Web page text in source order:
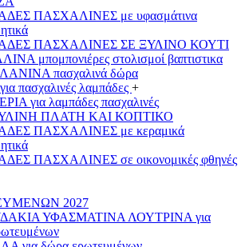
ΠΑΣΧΑΛΙΝΕΣ με υφασμάτινα
ΠΑΣΧΑΛΙΝΕΣ ΣΕ ΞΥΛΙΝΟ ΚΟΥΤΙ
μπομπονιέρες στολισμοί βαπτιστικα
πασχαλινά δώρα
πασχαλινές λαμπάδες +
για λαμπάδες πασχαλινές
ΠΛΑΤΗ ΚΑΙ ΚΟΠΤΙΚΟ
ΠΑΣΧΑΛΙΝΕΣ με κεραμικά
ΠΑΣΧΑΛΙΝΕΣ σε οικονομικές φθηνές
2027
ΥΦΑΣΜΑΤΙΝΑ ΛΟΥΤΡΙΝΑ για